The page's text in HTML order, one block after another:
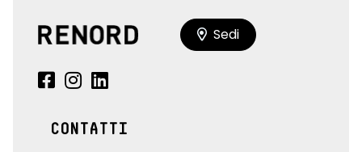
Sedi
CONTATTI